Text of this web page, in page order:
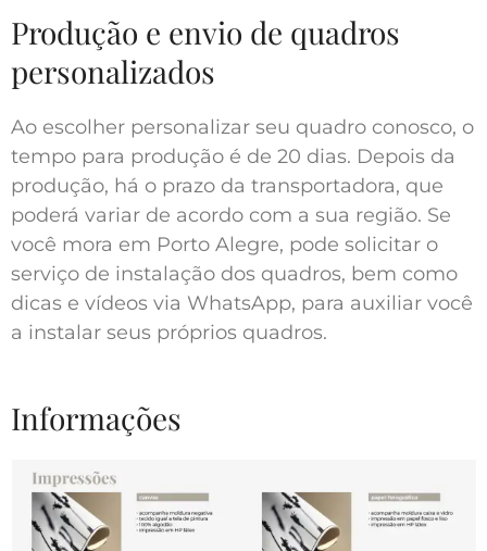
Produção e envio de quadros
personalizados
Ao escolher personalizar seu quadro conosco, o
tempo para produção é de 20 dias. Depois da
produção, há o prazo da transportadora, que
poderá variar de acordo com a sua região. Se
você mora em Porto Alegre, pode solicitar o
serviço de instalação dos quadros, bem como
dicas e vídeos via WhatsApp, para auxiliar você
a instalar seus próprios quadros.
Informações